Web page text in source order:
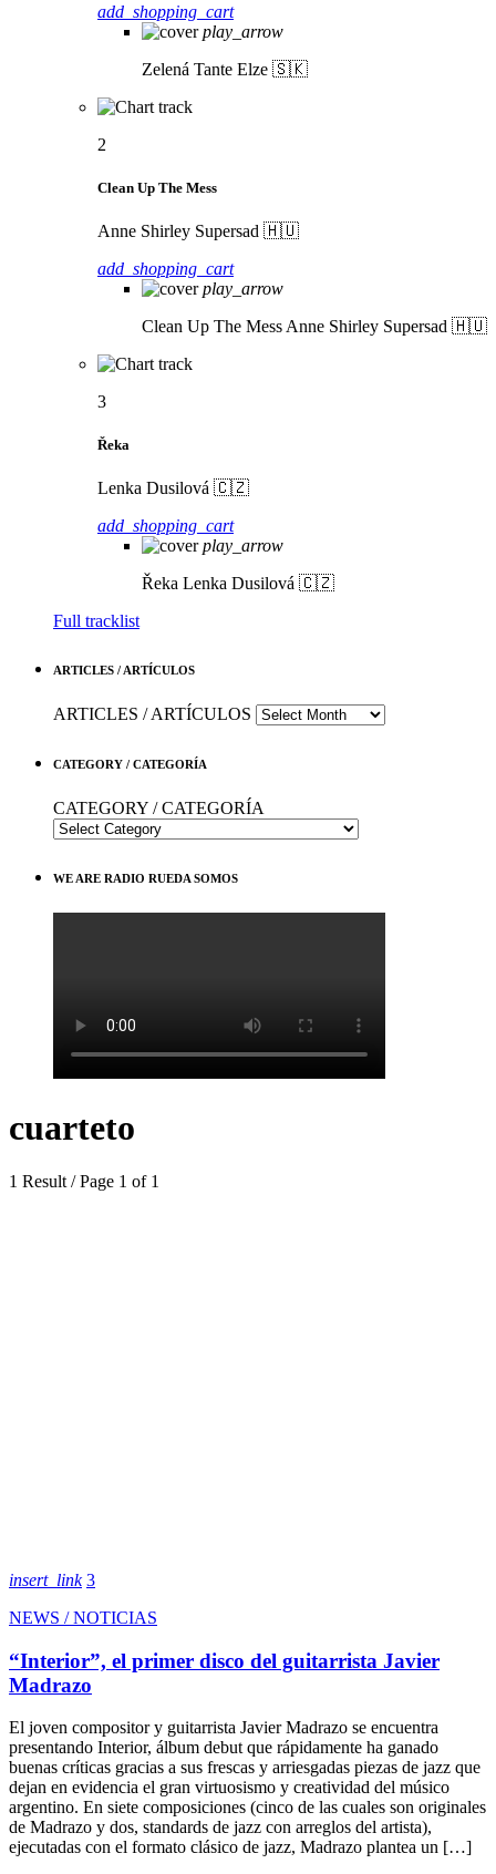
add_shopping_cart
play_arrow
Zelená Tante Elze 🇸🇰
2
Clean Up The Mess
Anne Shirley Supersad 🇭🇺
add_shopping_cart
play_arrow
Clean Up The Mess Anne Shirley Supersad 🇭🇺
3
Řeka
Lenka Dusilová 🇨🇿
add_shopping_cart
play_arrow
Řeka Lenka Dusilová 🇨🇿
Full tracklist
ARTICLES / ARTÍCULOS
ARTICLES / ARTÍCULOS
CATEGORY / CATEGORÍA
CATEGORY / CATEGORÍA
WE ARE RADIO RUEDA SOMOS
cuarteto
1 Result / Page 1 of 1
insert_link 3
NEWS / NOTICIAS
“Interior”, el primer disco del guitarrista Javier
Madrazo
El joven compositor y guitarrista Javier Madrazo se encuentra
presentando Interior, álbum debut que rápidamente ha ganado
buenas críticas gracias a sus frescas y arriesgadas piezas de jazz que
dejan en evidencia el gran virtuosismo y creatividad del músico
argentino. En siete composiciones (cinco de las cuales son originales
de Madrazo y dos, standards de jazz con arreglos del artista),
ejecutadas con el formato clásico de jazz, Madrazo plantea un […]